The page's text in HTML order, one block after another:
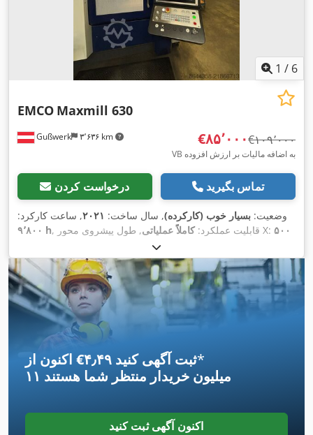
1 / 6
Gußwerk ۳٬۶۳۶ km
EMCO Maxmill 630
‎€۸۵٬۰۰۰ ‎€۱۰۹٬۰۰۰
VB به اضافه مالیات بر ارزش افزوده
درخواست کردن تماس بگیرید
وضعیت: بسیار خوب (کارکرده), سال ساخت: ۲۰۲۱, ساعت کارکرد:
۹٬۸۰۰ h
, قابلیت عملکرد:کاملاً عملیاتی , طول پیشروی محور X: ۵۰۰
۴۵۰ میلی‌متر, مسافت جابجایی محور X: ۵۰۰ میلی‌متر, مسافت
حرکت محور Y:
۴۶۰ میلی‌متر, مسافت حرکت محور Z:۴۵۰
میلی‌متر, حداکثر سرعت اسپیندل:۱۲٬۰۰۰ دور/دقیقه
, سرعت
اسپیندل (دقیقه): ۵۰ دور/دقیقه , عرض میز: ۵۰۰ میلی‌متر
, طول میز:
, نوع جریان ورودی:
, حداکثر سرعت چرخش:
۵۰ دور/دقیقه
, وزن کل:
ورودی:۵۰ هرتز , اکنون از ‎€۴٫۴۹ ثبت آگهی کنید*
۱۱ میلیون خریدار منتظر شما هستند
اکنون آگهی ثبت کنید